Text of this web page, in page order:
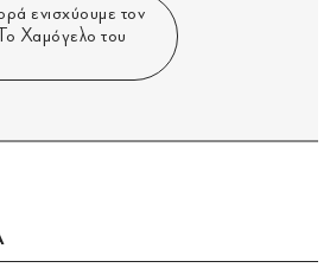
ενισχύουμε τον
Χαμόγελο του